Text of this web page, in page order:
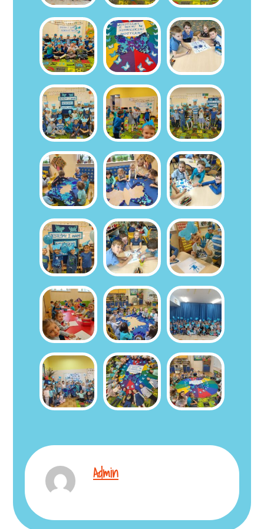
Admin